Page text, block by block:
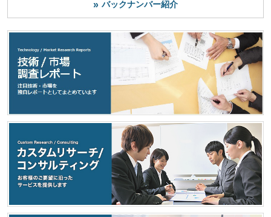
バックナンバー紹介